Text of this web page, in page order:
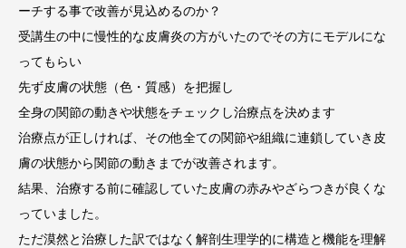
ーチする事で改善が見込めるのか？
受講生の中に慢性的な皮膚炎の方がいたのでその方にモデルにな
ってもらい
先ず皮膚の状態（色・質感）を把握し
全身の関節の動きや状態をチェックし治療点を決めます
治療点が正しければ、その他全ての関節や組織に連鎖していき皮
膚の状態から関節の動きまでが改善されます。
結果、治療する前に確認していた皮膚の赤みやざらつきが良くな
っていました。
ただ漠然と治療した訳ではなく解剖生理学的に構造と機能を理解